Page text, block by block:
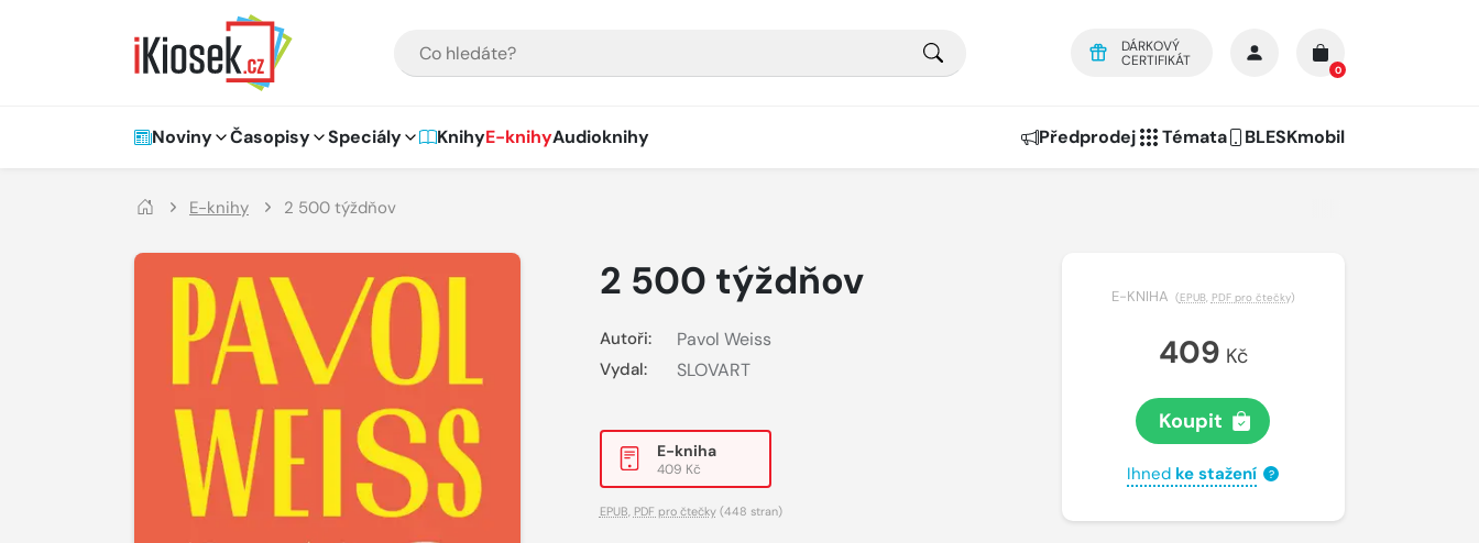
DÁRKOVÝ
CERTIFIKÁT
0
Hlavní navigace
Noviny Časopisy Speciály KnihyE-knihyAudioknihy Předprodej Témata BLESKmobil
E-knihy 2 500 týždňov
2 500 týždňov
Autoři: Pavol Weiss
Vydal: SLOVART
E-kniha
409 Kč
EPUB PDF pro čtečky(448 stran)
E-KNIHA (EPUB, PDF pro čtečky)
409 Kč
Koupit
Ihned ke stažení ?